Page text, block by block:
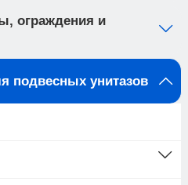
ограждения и
подвесных унитазов